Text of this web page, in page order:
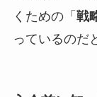
くための「 戦
っているのだ